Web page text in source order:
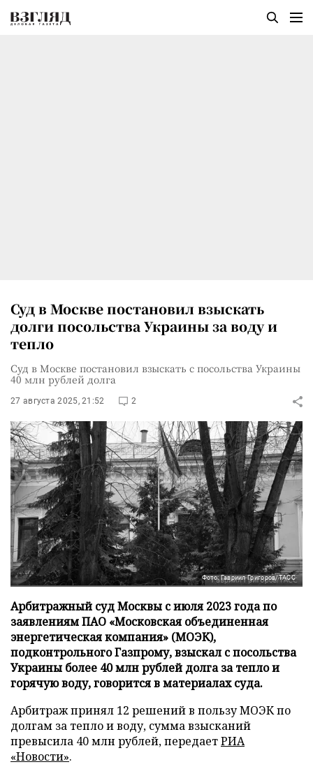
Суд в Москве постановил взыскать
долги посольства Украины за воду и
тепло
Суд в Москве постановил взыскать с посольства Украины
40 млн рублей долга
27 августа 2025, 21:52 2
Фото: Гавриил Григоров/ТАСС
Арбитражный суд Москвы с июля 2023 года по
заявлениям ПАО «Московская объединенная
энергетическая компания» (МОЭК),
подконтрольного Газпрому, взыскал с посольства
Украины более 40 млн рублей долга за тепло и
горячую воду, говорится в материалах суда.
Арбитраж принял 12 решений в пользу МОЭК по
долгам за тепло и воду, сумма взысканий
превысила 40 млн рублей, передаетРИА
«Новости».